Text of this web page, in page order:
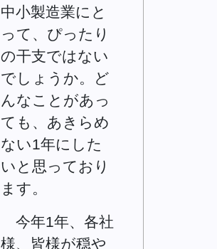
中小製造業にと
って、ぴったり
の干支ではない
でしょうか。ど
んなことがあっ
ても、あきらめ
ない1年にした
いと思っており
ます。
今年1年、各社
様、皆様が穏や